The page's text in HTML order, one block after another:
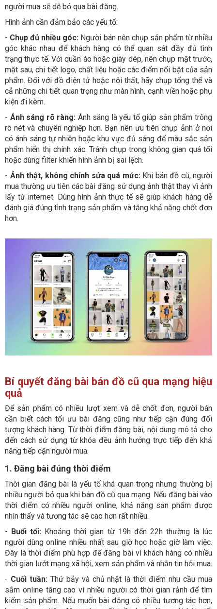
người mua sẽ dễ bỏ qua bài đăng.
Hình ảnh cần đảm bảo các yếu tố:
- Chụp đủ nhiều góc: Người bán nên chụp sản phẩm từ nhiều
góc khác nhau để khách hàng có thể quan sát đầy đủ tình
trạng thực tế. Với quần áo hoặc giày dép, nên chụp mặt trước,
mặt sau, chi tiết logo, chất liệu hoặc các điểm nổi bật của sản
phẩm. Đối với đồ điện tử hoặc nội thất, hãy chụp tổng thể và
cả những chi tiết quan trọng như màn hình, cạnh viền hoặc phụ
kiện đi kèm.
- Ánh sáng rõ ràng: Ánh sáng là yếu tố giúp sản phẩm trông
rõ nét và chuyên nghiệp hơn. Bạn nên ưu tiên chụp ảnh ở nơi
có ánh sáng tự nhiên hoặc khu vực đủ sáng để màu sắc sản
phẩm hiển thị chính xác. Tránh chụp trong không gian quá tối
hoặc dùng filter khiến hình ảnh bị sai lệch.
- Ảnh thật, không chỉnh sửa quá mức: Khi bán đồ cũ, người
mua thường ưu tiên các bài đăng sử dụng ảnh thật thay vì ảnh
lấy từ internet. Dùng hình ảnh thực tế sẽ giúp khách hàng dễ
đánh giá đúng tình trạng sản phẩm và tăng khả năng chốt đơn
hơn.
Bí quyết đăng bài bán đồ cũ qua mạng hiệu
quả
Để sản phẩm có nhiều lượt xem và dễ chốt đơn, người bán
cần biết cách tối ưu bài đăng cũng như tiếp cận đúng đối
tượng khách hàng. Từ thời điểm đăng bài, nội dung mô tả cho
đến cách sử dụng từ khóa đều ảnh hưởng trực tiếp đến khả
năng tiếp cận người mua.
1. Đăng bài đúng thời điểm
Thời gian đăng bài là yếu tố khá quan trọng nhưng thường bị
nhiều người bỏ qua khi bán đồ cũ qua mạng. Nếu đăng bài vào
thời điểm có nhiều người online, khả năng sản phẩm được
nhìn thấy và tương tác sẽ cao hơn rất nhiều.
- Buổi tối: Khoảng thời gian từ 19h đến 22h thường là lúc
người dùng online nhiều nhất sau giờ học hoặc giờ làm việc.
Đây là thời điểm phù hợp để đăng bài vì khách hàng có nhiều
thời gian lướt mạng xã hội, xem sản phẩm và nhắn tin hỏi mua.
- Cuối tuần: Thứ bảy và chủ nhật là thời điểm nhu cầu mua
sắm online tăng cao vì nhiều người có thời gian rảnh để tìm
kiếm sản phẩm. Nếu muốn bài đăng có nhiều tương tác hơn,